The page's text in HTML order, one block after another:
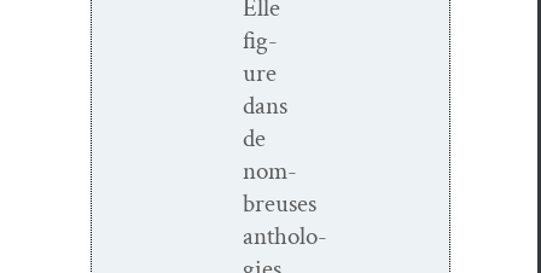
Elle
fig­
ure
dans
de
nom­
breuses
antholo­